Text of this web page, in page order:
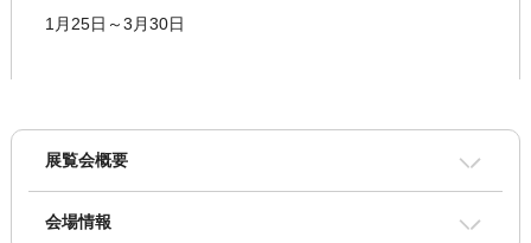
1月25日～3月30日
展覧会概要
会場情報